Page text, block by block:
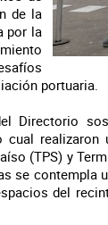
de la
por la
portuaria.
Directorio
cual
(TPS) y
se contempla
del